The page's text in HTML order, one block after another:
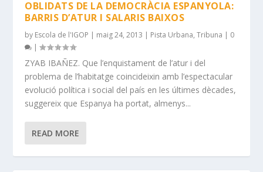
OBLIDATS DE LA DEMOCRÀCIA ESPANYOLA:
BARRIS D’ATUR I SALARIS BAIXOS
by Escola de l'IGOP | maig 24, 2013 | Pista Urbana,Tribuna | 0
|
ZYAB IBAÑEZ. Que l’enquistament de l’atur i del
problema de l’habitatge coincideixin amb l’espectacular
evolució política i social del país en les últimes dècades,
suggereix que Espanya ha portat, almenys...
READ MORE